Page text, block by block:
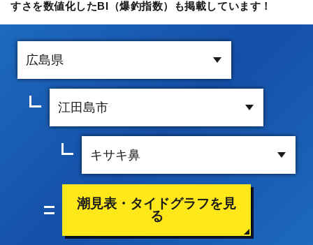
すさを数値化したBI（爆釣指数）も掲載しています！
潮見表・タイドグラフを見
る